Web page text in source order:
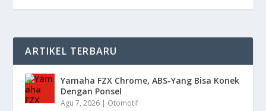
ARTIKEL TERBARU
Yamaha FZX Chrome, ABS-Yang Bisa Konek
Dengan Ponsel
Agu 7, 2026 | Otomotif